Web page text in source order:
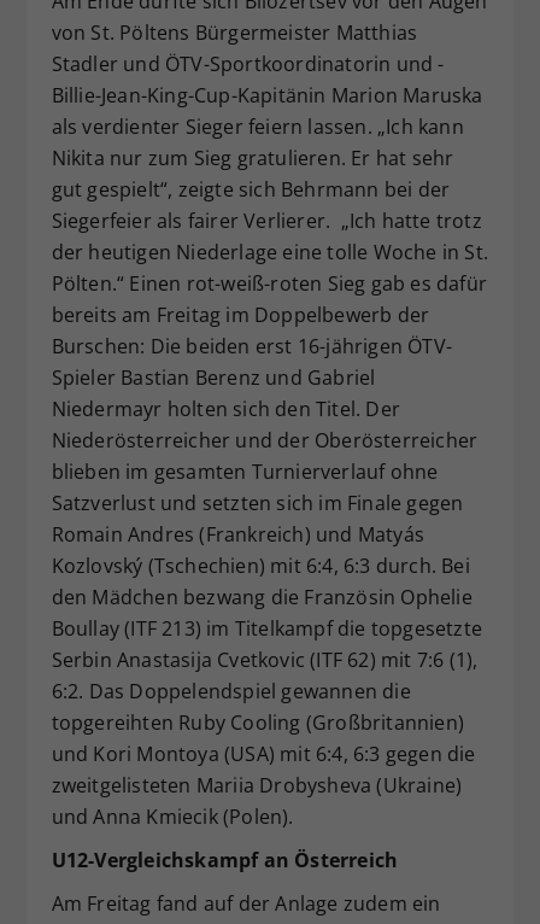
von St. Pöltens Bürgermeister Matthias
Stadler und ÖTV-Sportkoordinatorin und -
Billie-Jean-King-Cup-Kapitänin Marion Maruska
als verdienter Sieger feiern lassen. „Ich kann
Nikita nur zum Sieg gratulieren. Er hat sehr
gut gespielt“, zeigte sich Behrmann bei der
Siegerfeier als fairer Verlierer. „Ich hatte trotz
der heutigen Niederlage eine tolle Woche in St.
Pölten.“ Einen rot-weiß-roten Sieg gab es dafür
bereits am Freitag im Doppelbewerb der
Burschen: Die beiden erst 16-jährigen ÖTV-
Spieler Bastian Berenz und Gabriel
Niedermayr holten sich den Titel. Der
Niederösterreicher und der Oberösterreicher
blieben im gesamten Turnierverlauf ohne
Satzverlust und setzten sich im Finale gegen
Romain Andres (Frankreich) und Matyás
Kozlovský (Tschechien) mit 6:4, 6:3 durch. Bei
den Mädchen bezwang die Französin Ophelie
Boullay (ITF 213) im Titelkampf die topgesetzte
Serbin Anastasija Cvetkovic (ITF 62) mit 7:6 (1),
6:2. Das Doppelendspiel gewannen die
topgereihten Ruby Cooling (Großbritannien)
und Kori Montoya (USA) mit 6:4, 6:3 gegen die
zweitgelisteten Mariia Drobysheva (Ukraine)
und Anna Kmiecik (Polen).
U12-Vergleichskampf an Österreich
Am Freitag fand auf der Anlage zudem ein